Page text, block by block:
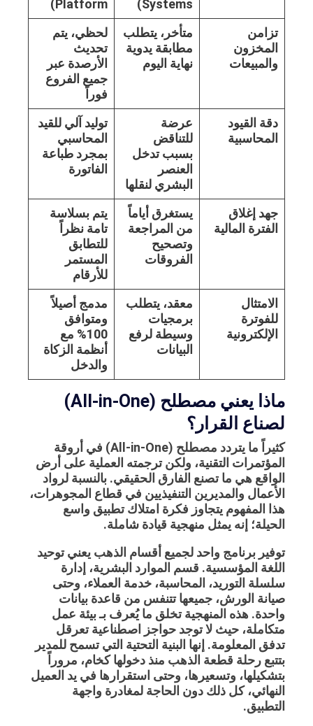
Systems)
Platform)
تزامن
المخزون
والمبيعات
متأخر، يتطلب
مطابقة يدوية
نهاية اليوم
لحظي، يتم
تحديث
الأرصدة عبر
جميع الفروع
فوراً
دقة القيود
المحاسبية
عرضة
للتناقض
بسبب تدخل
العنصر
البشري لنقلها
توليد آلي للقيد
المحاسبي
بمجرد طباعة
الفاتورة
جهد إغلاق
الفترة المالية
يستغرق أياماً
من المراجعة
وتصحيح
الفروقات
يتم بسلاسة
تامة نظراً
للتطابق
المستمر
للأرقام
الامتثال
للفوترة
الإلكترونية
معقد، يتطلب
برمجيات
وسيطة لرفع
البيانات
مدمج أصيلاً
ومتوافق
100% مع
أنظمة الزكاة
والدخل
ماذا يعني مصطلح (All-in-One)
لصناع القرار؟
كثيراً ما يتردد مصطلح (All-in-One) في أروقة
المؤتمرات التقنية، ولكن ترجمته العملية على أرض
الواقع هي ما تصنع الفارق الحقيقي. بالنسبة لرواد
الأعمال والمديرين التنفيذيين في قطاع المجوهرات،
هذا المفهوم يتجاوز فكرة امتلاك تطبيق واسع
الحيلة؛ إنه يمثل منهجية قيادة شاملة.
توفير برنامج واحد لجميع أقسام الذهب يعني توحيد
اللغة المؤسسية. قسم الموارد البشرية، إدارة
سلسلة التوريد، المحاسبة، خدمة العملاء، وحتى
صيانة الورش، جميعها تتنفس من قاعدة بيانات
واحدة. هذه المنهجية تخلق ما يُعرف بـبيئة عمل
متكاملة، حيث لا توجد حواجز اصطناعية تعرقل
تدفق المعلومة. إنها البنية التحتية التي تسمح للمدير
بتتبع رحلة قطعة الذهب منذ دخولها كخام، مروراً
بتشكيلها، وتسعيرها، وحتى استقرارها في يد العميل
النهائي، كل ذلك دون الحاجة لمغادرة واجهة
التطبيق.